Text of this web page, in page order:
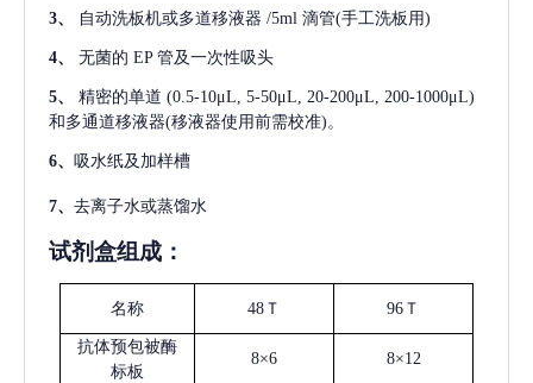
3、 自动洗板机或多道移液器 /5ml 滴管(手工洗板用)
4、 无菌的 EP 管及一次性吸头
5、 精密的单道 (0.5-10μL, 5-50μL, 20-200μL, 200-1000μL)
和多通道移液器(移液器使用前需校准)。
6、 吸水纸及加样槽
7、 去离子水或蒸馏水
试剂盒组成：
名称 48Ｔ 96Ｔ
抗体预包被酶
标板
8×6 8×12